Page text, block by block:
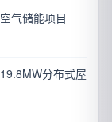
气储能项目
分布式屋